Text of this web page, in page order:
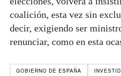
coalición, esta vez sin
decir, exigiendo ser
renunciar, como en esta
GOBIERNO DE ESPAÑA